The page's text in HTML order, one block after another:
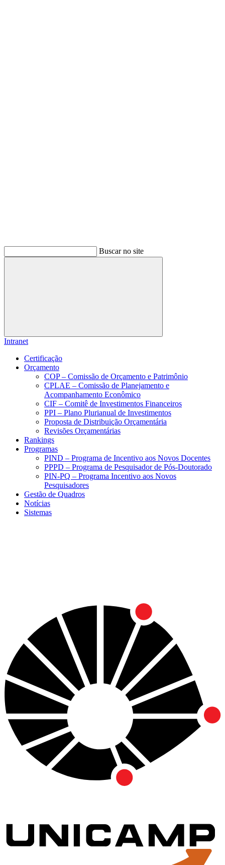
Buscar no site
Buscar
Intranet
Certificação
Orçamento
COP – Comissão de Orçamento e Patrimônio
CPLAE – Comissão de Planejamento e
Acompanhamento Econômico
CIF – Comitê de Investimentos Financeiros
PPI – Plano Plurianual de Investimentos
Proposta de Distribuição Orçamentária
Revisões Orçamentárias
Rankings
Programas
PIND – Programa de Incentivo aos Novos Docentes
PPPD – Programa de Pesquisador de Pós-Doutorado
PIN-PQ – Programa Incentivo aos Novos
Pesquisadores
Gestão de Quadros
Notícias
Sistemas